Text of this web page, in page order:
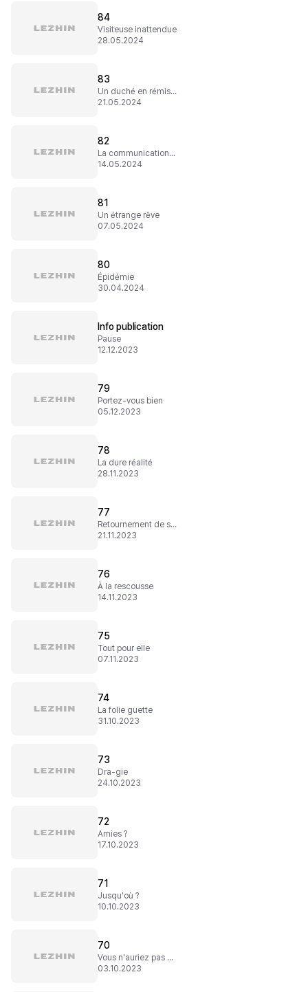
84
Visiteuse inattendue
28.05.2024
83
Un duché en rémission
21.05.2024
82
La communication est la clé !
14.05.2024
81
Un étrange rêve
07.05.2024
80
Épidémie
30.04.2024
Info publication
Pause
12.12.2023
79
Portez-vous bien
05.12.2023
78
La dure réalité
28.11.2023
77
Retournement de situation
21.11.2023
76
À la rescousse
14.11.2023
75
Tout pour elle
07.11.2023
74
La folie guette
31.10.2023
73
Dra-gie
24.10.2023
72
Amies ?
17.10.2023
71
Jusqu'où ?
10.10.2023
70
Vous n'auriez pas dû vous rencontrer
03.10.2023